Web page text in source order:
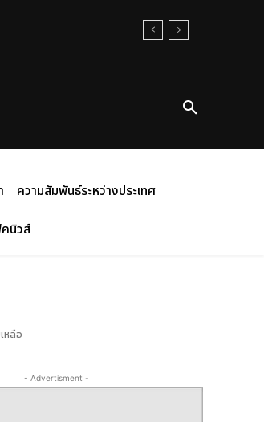
ความสัมพันธ์ระหว่างประเทศ
คนิวส์
หลือ
- Advertisment -